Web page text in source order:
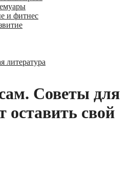
и фитнес
литература
Советы для
оставить свой